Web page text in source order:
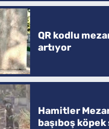
QR kodlu
artıyor
Hamitler
başıboş